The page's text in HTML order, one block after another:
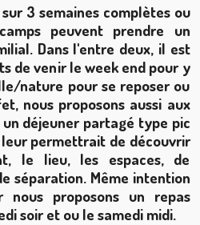
3 semaines complètes ou
peuvent prendre un
Dans l'entre deux, il est
de venir le week end pour y
nature pour se reposer ou
nous proposons aussi aux
déjeuner partagé type pic
leur permettrait de découvrir
le lieu, les espaces, de
séparation. Même intention
proposons un repas
soir et ou le samedi midi.